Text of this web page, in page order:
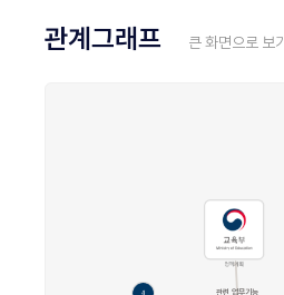
관계그래프 큰 화면으로 보기